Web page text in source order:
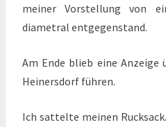
meiner Vorstellung von
diametral entgegenstand.
Am Ende blieb eine
Heinersdorf führen.
Ich sattelte meinen